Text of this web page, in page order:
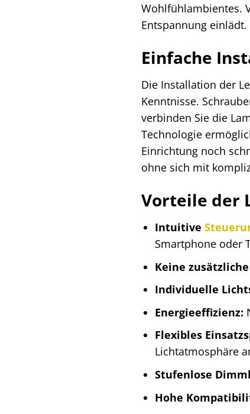
Wohlfühlambientes.
Entspannung einlädt.
Einfache
Die Installation der
Kenntnisse.
verbinden Sie die
Technologie
Einrichtung noch
ohne sich mit
Vorteile der
Intuitive
Smartphone oder
Keine
Individuelle
Energieeffizienz:
Flexibles
Lichtatmosphäre
Stufenlose
Hohe